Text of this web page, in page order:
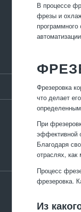
В процессе
фрезы и
Фрезеровка
что делает
При
эффективной
Благодаря
отраслях,
Процесс
фрезеровка.
Из